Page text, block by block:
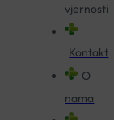
vjernosti
Kontakt
O
nama